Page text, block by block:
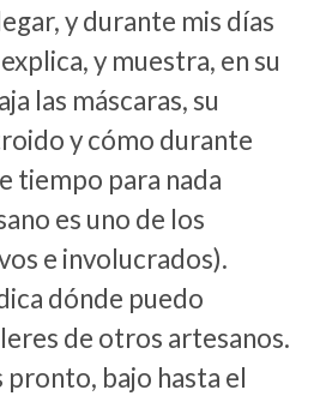
y durante mis días
y muestra, en su
las máscaras, su
y cómo durante
tiempo para nada
es uno de los
e involucrados).
dónde puedo
de otros artesanos.
bajo hasta el